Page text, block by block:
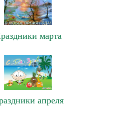
марта
апреля